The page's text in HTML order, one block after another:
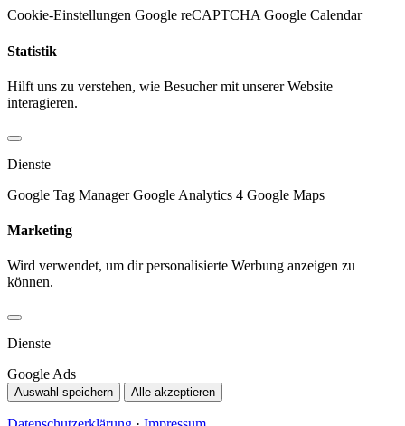
Cookie-Einstellungen Google reCAPTCHA Google Calendar
Statistik
Hilft uns zu verstehen, wie Besucher mit unserer Website
interagieren.
Dienste
Google Tag Manager Google Analytics 4 Google Maps
Marketing
Wird verwendet, um dir personalisierte Werbung anzeigen zu
können.
Dienste
Google Ads
Auswahl speichern Alle akzeptieren